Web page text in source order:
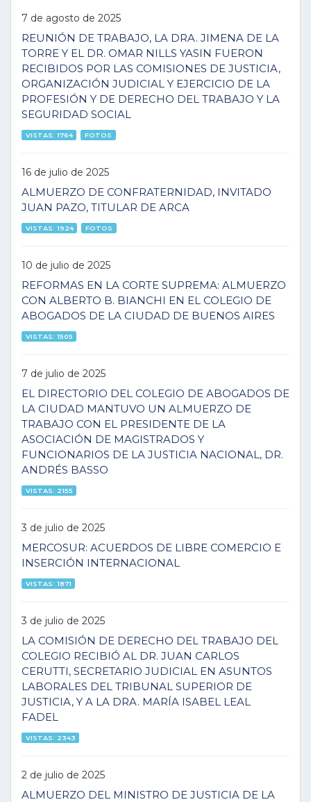
7 de agosto de 2025
REUNIÓN DE TRABAJO, LA DRA. JIMENA DE LA
TORRE Y EL DR. OMAR NILLS YASIN FUERON
RECIBIDOS POR LAS COMISIONES DE JUSTICIA,
ORGANIZACIÓN JUDICIAL Y EJERCICIO DE LA
PROFESIÓN Y DE DERECHO DEL TRABAJO Y LA
SEGURIDAD SOCIAL
VISTAS: 1764 FOTOS
16 de julio de 2025
ALMUERZO DE CONFRATERNIDAD, INVITADO
JUAN PAZO, TITULAR DE ARCA
VISTAS: 1924 FOTOS
10 de julio de 2025
REFORMAS EN LA CORTE SUPREMA: ALMUERZO
CON ALBERTO B. BIANCHI EN EL COLEGIO DE
ABOGADOS DE LA CIUDAD DE BUENOS AIRES
VISTAS: 1505
7 de julio de 2025
EL DIRECTORIO DEL COLEGIO DE ABOGADOS DE
LA CIUDAD MANTUVO UN ALMUERZO DE
TRABAJO CON EL PRESIDENTE DE LA
ASOCIACIÓN DE MAGISTRADOS Y
FUNCIONARIOS DE LA JUSTICIA NACIONAL, DR.
ANDRÉS BASSO
VISTAS: 2155
3 de julio de 2025
MERCOSUR: ACUERDOS DE LIBRE COMERCIO E
INSERCIÓN INTERNACIONAL
VISTAS: 1871
3 de julio de 2025
LA COMISIÓN DE DERECHO DEL TRABAJO DEL
COLEGIO RECIBIÓ AL DR. JUAN CARLOS
CERUTTI, SECRETARIO JUDICIAL EN ASUNTOS
LABORALES DEL TRIBUNAL SUPERIOR DE
JUSTICIA, Y A LA DRA. MARÍA ISABEL LEAL
FADEL
VISTAS: 2343
2 de julio de 2025
ALMUERZO DEL MINISTRO DE JUSTICIA DE LA